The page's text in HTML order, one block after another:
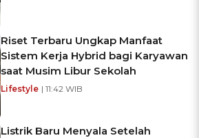
Riset Terbaru Ungkap Manfaat
Sistem Kerja Hybrid bagi Karyawan
saat Musim Libur Sekolah
Lifestyle | 11:42 WIB
Listrik Baru Menyala Setelah